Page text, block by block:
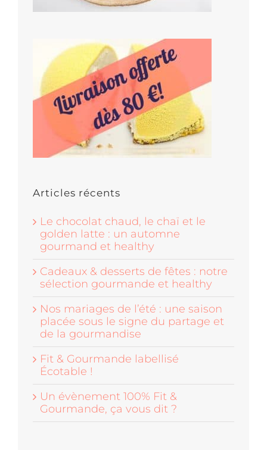
Articles récents
Le chocolat chaud, le chaï et le
golden latte : un automne
gourmand et healthy
Cadeaux & desserts de fêtes : notre
sélection gourmande et healthy
Nos mariages de l’été : une saison
placée sous le signe du partage et
de la gourmandise
Fit & Gourmande labellisé
Écotable !
Un évènement 100% Fit &
Gourmande, ça vous dit ?